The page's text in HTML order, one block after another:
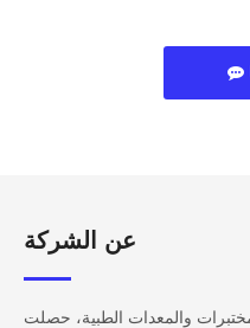
عن الشركة​​​​​​
والمعدات الطبية، حصلت